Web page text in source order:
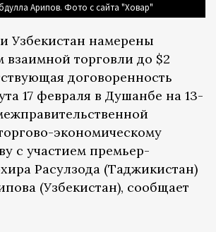
Арипов. Фото с сайта "Ховар"
Узбекистан намерены
взаимной торговли до $2
договоренность
17 февраля в Душанбе на 13-
экономическому
с участием премьер-
Расулзода (Таджикистан)
(Узбекистан), сообщает